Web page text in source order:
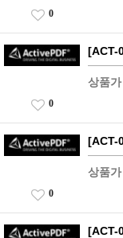
0
[ACT-
상품
0
[ACT-
상품
0
[ACT-